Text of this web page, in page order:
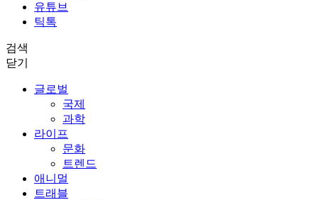
유튜브
틱톡
검색
닫기
글로벌
국제
과학
라이프
문화
트렌드
애니멀
트래블